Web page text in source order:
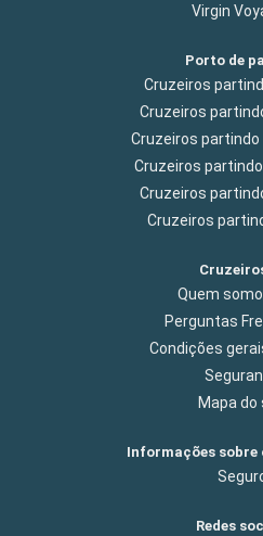
Virgin
Porto de
Cruzeiros
Cruzeiros
Cruzeiros partindo
Cruzeiros
Cruzeiros
Cruzeiros
Quem
Perguntas
Condições
Mapa do
Informações sobre
Redes